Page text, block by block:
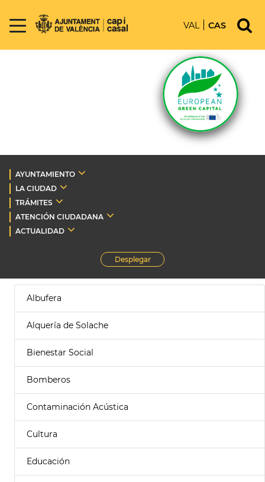
VAL CAS
AYUNTAMIENTO
LA CIUDAD
TRÁMITES
ATENCIÓN CIUDADANA
ACTUALIDAD
Desplegar
Albufera
Alquería de Solache
Bienestar Social
Bomberos
Contaminación Acústica
Cultura
Educación